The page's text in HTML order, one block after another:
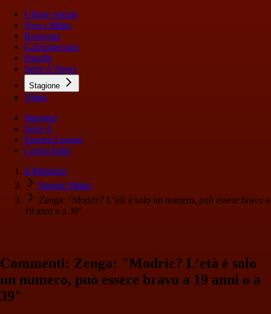
Ultime notizie
News Milan
Rassegna
Calciomercato
Pagelle
Serie A News
Stagione
Video
Stagione
Serie A
Europa League
Coppa Italia
Il Milanista
Notizie Milan
Zenga: "Modric? L’età è solo un numero, può essere bravo a
19 anni o a 39"
Commenti: Zenga: "Modric? L’età è solo
un numero, può essere bravo a 19 anni o a
39"